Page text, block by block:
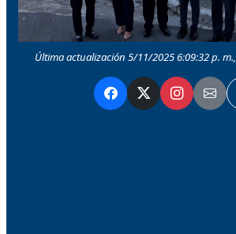
Última actualización 5/11/2025 6:09:32 p. m.,